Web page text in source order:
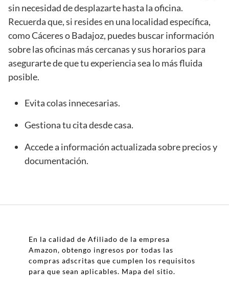
sin necesidad de desplazarte hasta la oficina.
Recuerda que, si resides en una localidad específica,
como Cáceres o Badajoz, puedes buscar información
sobre las oficinas más cercanas y sus horarios para
asegurarte de que tu experiencia sea lo más fluida
posible.
Evita colas innecesarias.
Gestiona tu cita desde casa.
Accede a información actualizada sobre precios y
documentación.
En la calidad de Afiliado de la empresa
Amazon, obtengo ingresos por todas las
compras adscritas que cumplen los requisitos
para que sean aplicables. Mapa del sitio.